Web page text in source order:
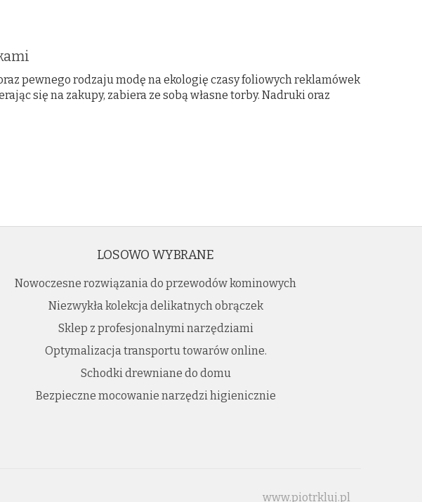
pewnego rodzaju modę na ekologię czasy foliowych reklamówek
się na zakupy, zabiera ze sobą własne torby. Nadruki oraz
LOSOWO WYBRANE
Nowoczesne rozwiązania do przewodów kominowych
Niezwykła kolekcja delikatnych obrączek
Sklep z profesjonalnymi narzędziami
Optymalizacja transportu towarów online.
Schodki drewniane do domu
Bezpieczne mocowanie narzędzi higienicznie
www.piotrkluj.pl